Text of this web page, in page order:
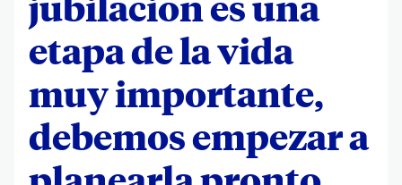
etapa de la vida
muy importante,
debemos empezar a